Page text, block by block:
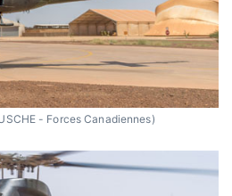
- Forces Canadiennes)